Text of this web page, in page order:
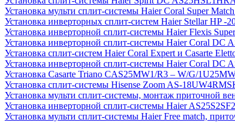
Установка мульти сплит-системы Haier Coral Super
Установка инверторных сплит-систем Haier Stellar HP -
Установка инверторной сплит-системы Haier Flexis
Установка инверторной сплит-системы Haier Coral
Установка сплит-систем Haier Coral Expert и Casarte
Установка инверторной сплит-системы Haier Coral DC
Установка Casarte Triano CAS25MW1/R3 – W/G/
Установка сплит-системы Hisense Zoom AS-
Установка мульти сплит-системы, монтаж приточной
Установка инверторной сплит-системы Haier
Установка мульти сплит-системы Haier Free match,